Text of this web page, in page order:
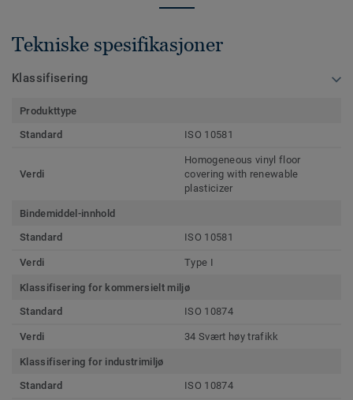
Tekniske spesifikasjoner
Klassifisering
Produkttype
Standard
ISO 10581
Verdi
Homogeneous vinyl floor
covering with renewable
plasticizer
Bindemiddel-innhold
Standard
ISO 10581
Verdi Type I
Klassifisering for kommersielt miljø
Standard
ISO 10874
Verdi 34 Svært høy trafikk
Klassifisering for industrimiljø
Standard
ISO 10874